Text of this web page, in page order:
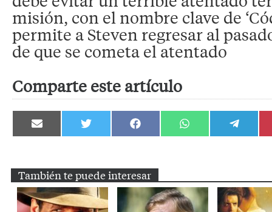
misión, con el nombre clave de
permite a Steven regresar al
de que se cometa el atentado
Comparte este artículo
Compartir
en
Compartir
en
Compartir
en
Compartir
en
Compartir
en
También te puede interesar